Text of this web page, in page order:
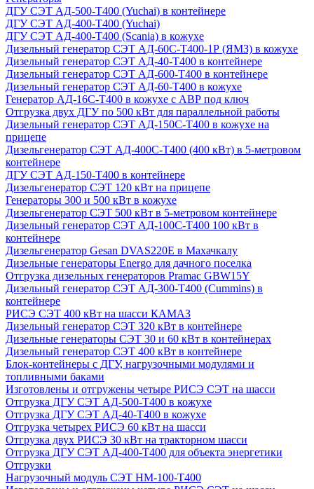
ДГУ СЭТ АД-500-Т400 (Yuchai) в контейнере
ДГУ СЭТ АД-400-Т400 (Yuchai)
ДГУ СЭТ АД-400-Т400 (Scania) в кожухе
Дизельный генератор СЭТ АД-60С-Т400-1Р (ЯМЗ) в кожухе
Дизельный генератор СЭТ АД-40-Т400 в контейнере
Дизельный генератор СЭТ АД-600-Т400 в контейнере
Дизельный генератор СЭТ АД-60-Т400 в кожухе
Генератор АД-16С-Т400 в кожухе с АВР под ключ
Отгрузка двух ДГУ по 500 кВт для параллельной работы
Дизельный генератор СЭТ АД-150С-Т400 в кожухе на
прицепе
Дизельгенератор СЭТ АД-400С-Т400 (400 кВт) в 5-метровом
контейнере
ДГУ СЭТ АД-150-Т400 в контейнере
Дизельгенератор СЭТ 120 кВт на прицепе
Генераторы 300 и 500 кВт в кожухе
Дизельгенератор СЭТ 500 кВт в 5-метровом контейнере
Дизельный генератор СЭТ АД-100С-Т400 100 кВт в
контейнере
Дизельгенератор Gesan DVAS220E в Махачкалу
Дизельные генераторы Energo для дачного поселка
Отгрузка дизельных генераторов Pramac GВW15Y
Дизельный генератор СЭТ АД-300-Т400 (Cummins) в
контейнере
РИСЭ СЭТ 400 кВт на шасси КАМАЗ
Дизельный генератор СЭТ 320 кВт в контейнере
Дизельные генераторы СЭТ 30 и 60 кВт в контейнерах
Дизельный генератор СЭТ 400 кВт в контейнере
Блок-контейнеры с ДГУ, нагрузочными модулями и
топливными баками
Изготовлены и отгружены четыре РИСЭ СЭТ на шасси
Отгрузка ДГУ СЭТ АД-500-Т400 в кожухе
Отгрузка ДГУ СЭТ АД-40-Т400 в кожухе
Отгрузка четырех РИСЭ 60 кВт на шасси
Отгрузка двух РИСЭ 30 кВт на тракторном шасси
Отгрузка ДГУ СЭТ АД-400-Т400 для объекта энергетики
Отгрузки
Нагрузочный модуль СЭТ НМ-100-Т400